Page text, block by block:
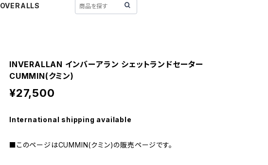
OVERALLS
INVERALLAN インバーアラン シェットランドセーター
CUMMIN(クミン)
¥27,500
International shipping available
■このページはCUMMIN(クミン)の販売ページです。